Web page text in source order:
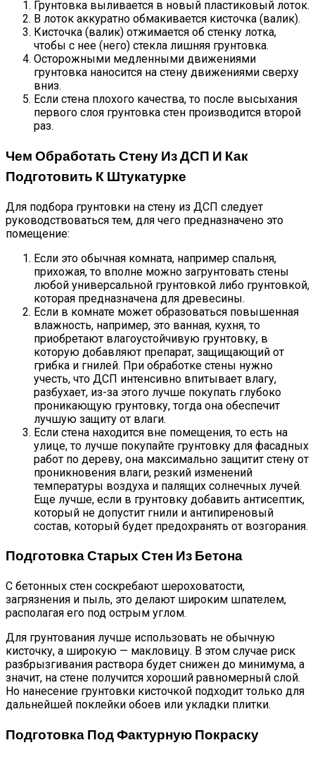
Грунтовка выливается в новый пластиковый лоток.
В лоток аккуратно обмакивается кисточка (валик).
Кисточка (валик) отжимается об стенку лотка,
чтобы с нее (него) стекла лишняя грунтовка.
Осторожными медленными движениями
грунтовка наносится на стену движениями сверху
вниз.
Если стена плохого качества, то после высыхания
первого слоя грунтовка стен производится второй
раз.
Чем Обработать Стену Из ДСП И Как
Подготовить К Штукатурке
Для подбора грунтовки на стену из ДСП следует
руководствоваться тем, для чего предназначено это
помещение:
Если это обычная комната, например спальня,
прихожая, то вполне можно загрунтовать стены
любой универсальной грунтовкой либо грунтовкой,
которая предназначена для древесины.
Если в комнате может образоваться повышенная
влажность, например, это ванная, кухня, то
приобретают влагоустойчивую грунтовку, в
которую добавляют препарат, защищающий от
грибка и гнилей. При обработке стены нужно
учесть, что ДСП интенсивно впитывает влагу,
разбухает, из-за этого лучше покупать глубоко
проникающую грунтовку, тогда она обеспечит
лучшую защиту от влаги.
Если стена находится вне помещения, то есть на
улице, то лучше покупайте грунтовку для фасадных
работ по дереву, она максимально защитит стену от
проникновения влаги, резкий изменений
температуры воздуха и палящих солнечных лучей.
Еще лучше, если в грунтовку добавить антисептик,
который не допустит гнили и антипиреновый
состав, который будет предохранять от возгорания.
Подготовка Старых Стен Из Бетона
С бетонных стен соскребают шероховатости,
загрязнения и пыль, это делают широким шпателем,
располагая его под острым углом.
Для грунтования лучше использовать не обычную
кисточку, а широкую — макловицу. В этом случае риск
разбрызгивания раствора будет снижен до минимума, а
значит, на стене получится хороший равномерный слой.
Но нанесение грунтовки кисточкой подходит только для
дальнейшей поклейки обоев или укладки плитки.
Подготовка Под Фактурную Покраску